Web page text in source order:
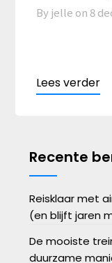
By jelle on 8
Recente
Reisklaar met
(en blijft jaren
De mooiste
duurzame